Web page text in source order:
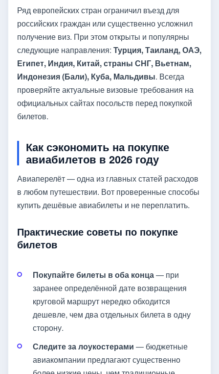
Ряд европейских стран ограничил въезд для
российских граждан или существенно усложнил
получение виз. При этом открыты и популярны
следующие направления: Турция, Таиланд, ОАЭ,
Египет, Индия, Китай, страны СНГ, Вьетнам,
Индонезия (Бали), Куба, Мальдивы. Всегда
проверяйте актуальные визовые требования на
официальных сайтах посольств перед покупкой
билетов.
Как сэкономить на покупке
авиабилетов в 2026 году
Авиаперелёт — одна из главных статей расходов
в любом путешествии. Вот проверенные способы
купить дешёвые авиабилеты и не переплатить.
Практические советы по покупке
билетов
Покупайте билеты в оба конца— при
заранее определённой дате возвращения
круговой маршрут нередко обходится
дешевле, чем два отдельных билета в одну
сторону.
Следите за лоукостерами — бюджетные
авиакомпании предлагают существенно